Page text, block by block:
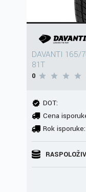
DAVANTI 165/
81T
0
DOT:
Cena
Rok isporuke: